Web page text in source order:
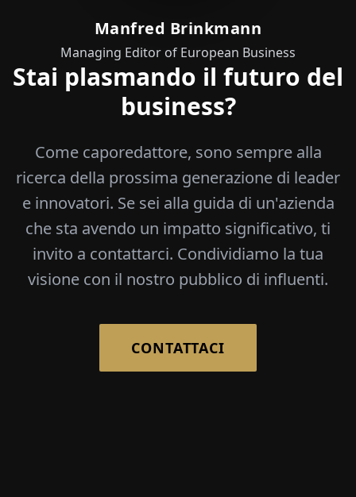
Manfred Brinkmann
Managing Editor of European Business
Stai plasmando il futuro del
business?
Come caporedattore, sono sempre alla
ricerca della prossima generazione di leader
e innovatori. Se sei alla guida di un'azienda
che sta avendo un impatto significativo, ti
invito a contattarci. Condividiamo la tua
visione con il nostro pubblico di influenti.
CONTATTACI